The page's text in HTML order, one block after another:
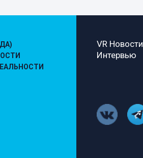
VR Новости
Интервью